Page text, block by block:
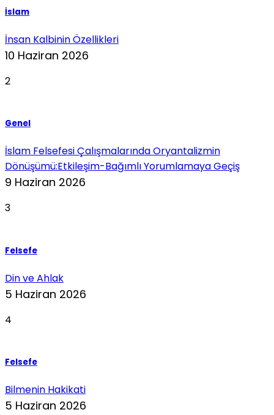
İslam
İnsan Kalbinin Özellikleri
10 Haziran 2026
2
Genel
İslam Felsefesi Çalışmalarında Oryantalizmin
Dönüşümü:Etkileşim-Bağımlı Yorumlamaya Geçiş
9 Haziran 2026
3
Felsefe
Din ve Ahlak
5 Haziran 2026
4
Felsefe
Bilmenin Hakikati
5 Haziran 2026